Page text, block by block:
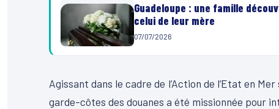
Guadeloupe : une famille
celui de leur mère
07/07/2026
Agissant dans le cadre de l’Action de l’Etat en
garde-côtes des douanes a été missionnée pour